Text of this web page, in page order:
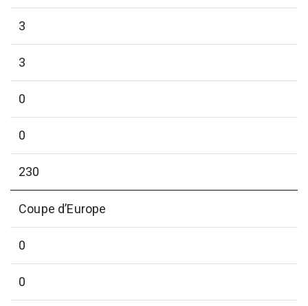
3
3
0
0
230
Coupe d’Europe
0
0